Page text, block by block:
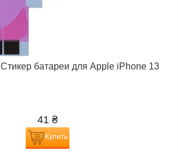
Стикер батареи для Apple iPhone 13
41 ₴
Купить